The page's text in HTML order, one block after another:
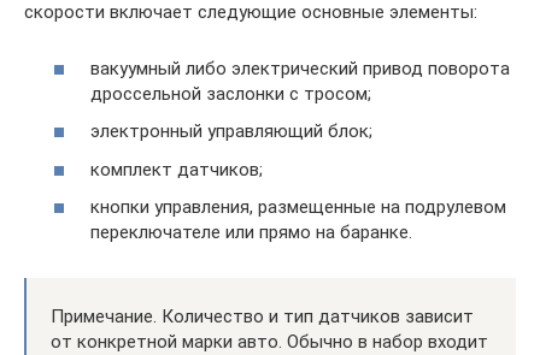
скорости включает следующие основные элементы:
вакуумный либо электрический привод поворота
дроссельной заслонки с тросом;
электронный управляющий блок;
комплект датчиков;
кнопки управления, размещенные на подрулевом
переключателе или прямо на баранке.
Примечание. Количество и тип датчиков зависит
от конкретной марки авто. Обычно в набор входит